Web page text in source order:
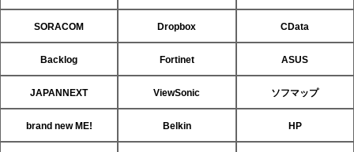
SORACOM Dropbox CData
Backlog Fortinet ASUS
JAPANNEXT ViewSonic ソフマップ
brand new ME! Belkin HP